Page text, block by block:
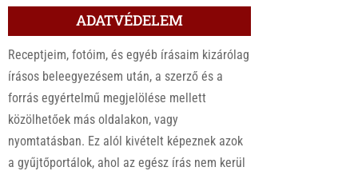
ADATVÉDELEM
Receptjeim, fotóim, és egyéb írásaim kizárólag
írásos beleegyezésem után, a szerző és a
forrás egyértelmű megjelölése mellett
közölhetőek más oldalakon, vagy
nyomtatásban. Ez alól kivételt képeznek azok
a gyűjtőportálok, ahol az egész írás nem kerül